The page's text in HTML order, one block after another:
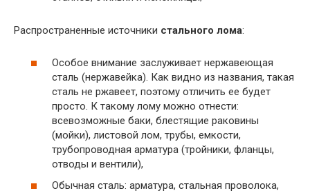
Распространенные источники стального лома:
Особое внимание заслуживает нержавеющая
сталь (нержавейка). Как видно из названия, такая
сталь не ржавеет, поэтому отличить ее будет
просто. К такому лому можно отнести:
всевозможные баки, блестящие раковины
(мойки), листовой лом, трубы, емкости,
трубопроводная арматура (тройники, фланцы,
отводы и вентили),
Обычная сталь: арматура, стальная проволока,